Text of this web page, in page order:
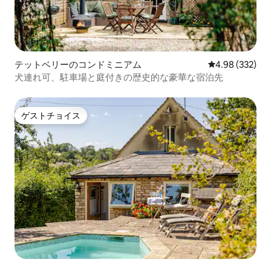
テットベリーのコンドミニアム レビュー332
4.98 (332)
犬連れ可、駐車場と庭付きの歴史的な豪華な宿泊先
ゲストチョイス
ゲストチョイス